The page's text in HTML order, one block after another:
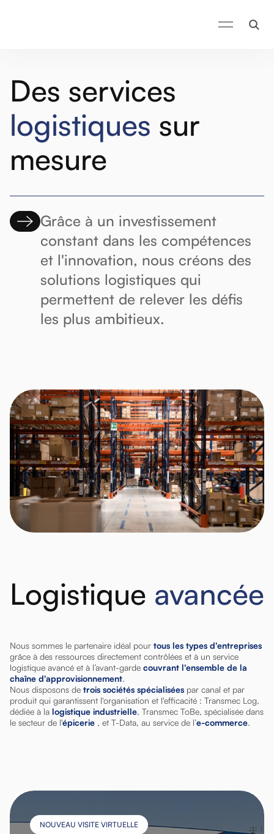
Des services
logistiques sur
mesure
Grâce à un investissement
constant dans les compétences
et l'innovation, nous créons des
solutions logistiques qui
permettent de relever les défis
les plus ambitieux.
Logistique avancée
Nous sommes le partenaire idéal pour tous les types d'entreprises
grâce à des ressources directement contrôlées et à un service
logistique avancé et à l’avant-garde couvrant l'ensemble de la
chaîne d'approvisionnement.
Nous disposons de trois sociétés spécialisées par canal et par
produit qui garantissent l'organisation et l'efficacité : Transmec Log,
dédiée à la logistique industrielle, Transmec ToBe, spécialisée dans
le secteur de l'épicerie , et T-Data, au service de l’e-commerce.
NOUVEAU VISITE VIRTUELLE